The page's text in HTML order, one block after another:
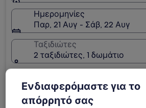
Ημερομηνίες
Παρ, 21 Αυγ - Σάβ, 22 Αυγ
Ταξιδιώτες
2 ταξιδιώτες, 1 δωμάτιο
Αναζήτηση
Ενδιαφερόμαστε για το
απόρρητό σας